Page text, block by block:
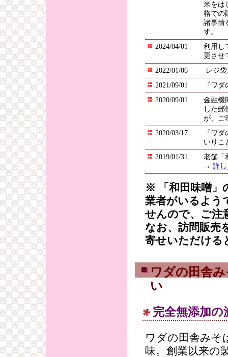
米をは
格での
諸事情
す。
2024/04/01
利用し
更させ
2022/01/06
レジ
2021/09/01
『ワ
2020/09/01
金融機
した郵
が、ご
2020/03/17
『ワ
いりこ
2019/01/31
老舗「
→ 詳
※ 「和田味噌」
業者がいるよう
せんので、ご注
なお、訪問販売
寄せいただける
ワダの田舎
い
完全無添加の
ワダの田舎みそ
味。創業以来の